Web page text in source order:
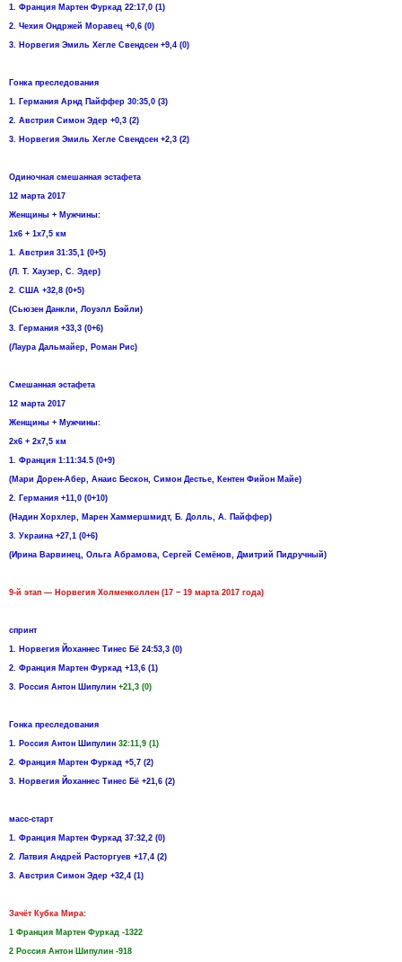
1. Франция Мартен Фуркад 22:17,0 (1)
2. Чехия Ондржей Моравец +0,6 (0)
3. Норвегия Эмиль Хегле Свендсен +9,4 (0)
Гонка преследования
1. Германия Арнд Пайффер 30:35,0 (3)
2. Австрия Симон Эдер +0,3 (2)
3. Норвегия Эмиль Хегле Свендсен +2,3 (2)
Одиночная смешанная эстафета
12 марта 2017
Женщины + Мужчины:
1х6 + 1х7,5 км
1. Австрия 31:35,1 (0+5)
(Л. Т. Хаузер, С. Эдер)
2. США +32,8 (0+5)
(Сьюзен Данкли, Лоуэлл Бэйли)
3. Германия +33,3 (0+6)
(Лаура Дальмайер, Роман Рис)
Смешанная эстафета
12 марта 2017
Женщины + Мужчины:
2х6 + 2х7,5 км
1. Франция 1:11:34.5 (0+9)
(Мари Дорен-Абер, Анаис Бескон, Симон Дестье, Кентен Фийон Майe)
2. Германия +11,0 (0+10)
(Надин Хорхлер, Марен Хаммершмидт, Б. Долль, А. Пайффер)
3. Украина +27,1 (0+6)
(Ирина Варвинец, Ольга Абрамова, Сергей Семёнов, Дмитрий Пидручный)
9-й этап — Норвегия Холменколлен (17 − 19 марта 2017 года)
спринт
1. Норвегия Йоханнес Тинес Бё 24:53,3 (0)
2. Франция Мартен Фуркад +13,6 (1)
3. Россия Антон Шипулин +21,3 (0)
Гонка преследования
1. Россия Антон Шипулин 32:11,9 (1)
2. Франция Мартен Фуркад +5,7 (2)
3. Норвегия Йоханнес Тинес Бё +21,6 (2)
масс-старт
1. Франция Мартен Фуркад 37:32,2 (0)
2. Латвия Андрей Расторгуев +17,4 (2)
3. Австрия Симон Эдер +32,4 (1)
Зачёт Кубка Мира:
1 Франция Мартен Фуркад -1322
2 Россия Антон Шипулин -918